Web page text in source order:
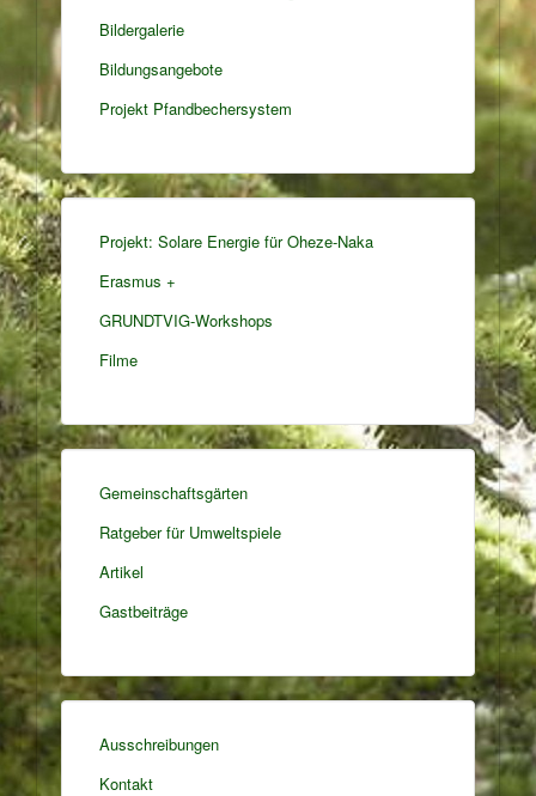
Bildergalerie
Bildungsangebote
Projekt Pfandbechersystem
Projekt: Solare Energie für Oheze-Naka
Erasmus +
GRUNDTVIG-Workshops
Filme
Gemeinschaftsgärten
Ratgeber für Umweltspiele
Artikel
Gastbeiträge
Ausschreibungen
Kontakt